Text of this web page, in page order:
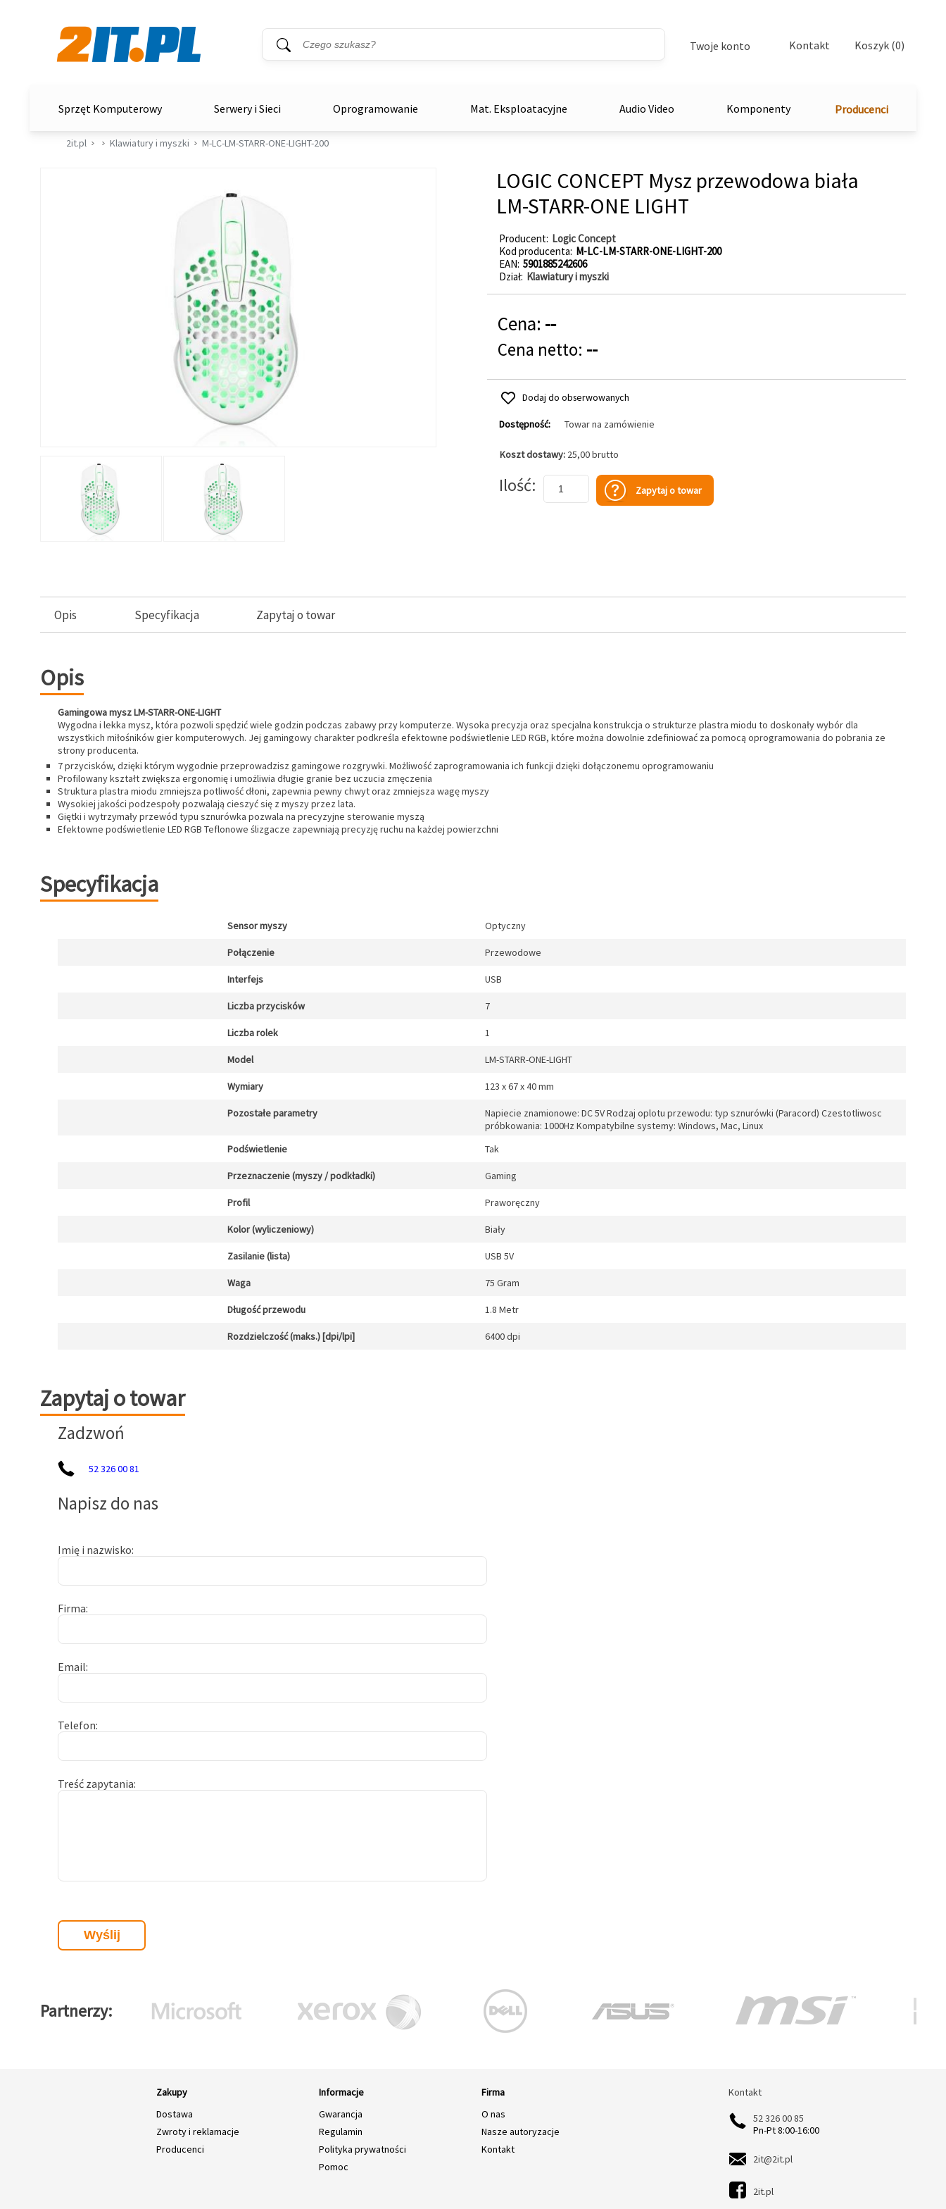
Wyszukiwarka
Słowo kluczowe
Twoje konto Kontakt Koszyk (0)
Sprzęt Komputerowy Serwery i Sieci Oprogramowanie Mat. Eksploatacyjne Audio Video Komponenty Producenci
2it.pl Klawiatury i myszki M-LC-LM-STARR-ONE-LIGHT-200
LOGIC CONCEPT Mysz przewodowa biała
LM-STARR-ONE LIGHT
Producent Logic Concept
Kod producenta M-LC-LM-STARR-ONE-LIGHT-200
EAN 5901885242606
Dział Klawiatury i myszki
Cena: --
Cena netto: --
Dodaj do obserwowanych
Dostępność: Towar na zamówienie
Koszt dostawy: 25,00 brutto
Ilość Zapytaj o towar
Opis Specyfikacja Zapytaj o towar
Opis
Gamingowa mysz LM-STARR-ONE-LIGHT
Wygodna i lekka mysz, która pozwoli spędzić wiele godzin podczas zabawy przy komputerze. Wysoka precyzja oraz specjalna konstrukcja o strukturze plastra miodu to doskonały wybór dla
wszystkich miłośników gier komputerowych. Jej gamingowy charakter podkreśla efektowne podświetlenie LED RGB, które można dowolnie zdefiniować za pomocą oprogramowania do pobrania ze
strony producenta.
7 przycisków, dzięki którym wygodnie przeprowadzisz gamingowe rozgrywki. Możliwość zaprogramowania ich funkcji dzięki dołączonemu oprogramowaniu
Profilowany kształt zwiększa ergonomię i umożliwia długie granie bez uczucia zmęczenia
Struktura plastra miodu zmniejsza potliwość dłoni, zapewnia pewny chwyt oraz zmniejsza wagę myszy
Wysokiej jakości podzespoły pozwalają cieszyć się z myszy przez lata.
Giętki i wytrzymały przewód typu sznurówka pozwala na precyzyjne sterowanie myszą
Efektowne podświetlenie LED RGB Teflonowe ślizgacze zapewniają precyzję ruchu na każdej powierzchni
Specyfikacja
Sensor myszy Optyczny
Połączenie Przewodowe
Interfejs USB
Liczba przycisków 7
Liczba rolek 1
Model LM-STARR-ONE-LIGHT
Wymiary 123 x 67 x 40 mm
Pozostałe parametry
Napiecie znamionowe: DC 5V Rodzaj oplotu przewodu: typ sznurówki (Paracord) Czestotliwosc
próbkowania: 1000Hz Kompatybilne systemy: Windows, Mac, Linux
Podświetlenie
Tak
Przeznaczenie (myszy / podkładki) Gaming
Profil Praworęczny
Kolor (wyliczeniowy) Biały
Zasilanie (lista) USB 5V
Waga 75 Gram
Długość przewodu 1.8 Metr
Rozdzielczość (maks.) [dpi/lpi] 6400 dpi
Zapytaj o towar
Zapytaj o towar
Zadzwoń
52 326 00 81
Napisz do nas
Imię i nazwisko
Firma
Email
Telefon
Treść zapytania
Partnerzy
Zakupy
Dostawa
Zwroty i reklamacje
Producenci
Informacje
Gwarancja
Regulamin
Polityka prywatności
Pomoc
Firma
O nas
Nasze autoryzacje
Kontakt
Kontakt
Kontakt
52 326 00 85
Pn-Pt 8:00-16:00
2it@2it.pl
2it.pl